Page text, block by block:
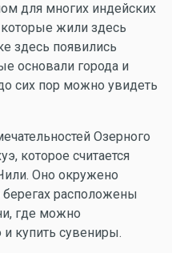
для многих индейских
жили здесь
здесь появились
основали города и
сих пор можно увидеть
Озерного
которое считается
Оно окружено
берегах расположены
где можно
купить сувениры.